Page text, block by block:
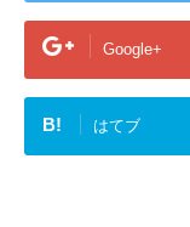
Google+
B! はてブ